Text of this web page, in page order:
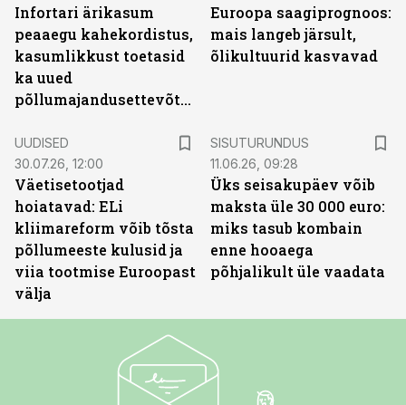
Infortari ärikasum
peaaegu kahekordistus,
kasumlikkust toetasid
ka uued
põllumajandusettevõtted
Euroopa saagiprognoos:
mais langeb järsult,
õlikultuurid kasvavad
UUDISED
30.07.26, 12:00
Väetisetootjad
hoiatavad: ELi
kliimareform võib tõsta
põllumeeste kulusid ja
viia tootmise Euroopast
välja
SISUTURUNDUS
11.06.26, 09:28
Üks seisakupäev võib
maksta üle 30 000 euro:
miks tasub kombain
enne hooaega
põhjalikult üle vaadata